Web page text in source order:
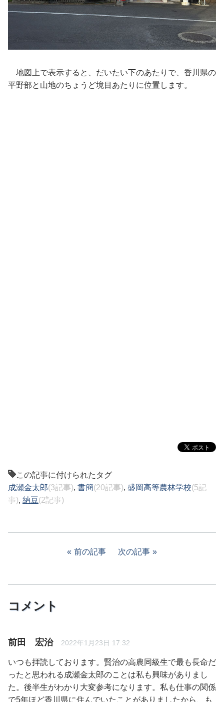
地図上で表示すると、だいたい下のあたりで、香川県の
平野部と山地のちょうど境目あたりに位置します。
この記事に付けられたタグ
成瀬金太郎(3記事), 書簡(20記事), 盛岡高等農林学校(5記
事), 納豆(2記事)
前の記事 次の記事
コメント
前田 宏治 2022年1月23日 17:32
いつも拝読しております。賢治の高農同級生で最も長命だ
ったと思われる成瀬金太郎のことは私も興味がありまし
た。後半生がわかり大変参考になります。私も仕事の関係
で5年ほど香川県に住んでいたことがありましたから、も